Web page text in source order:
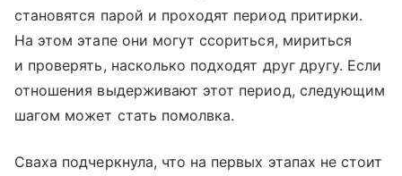
становятся парой и проходят период притирки.
На этом этапе они могут ссориться, мириться
и проверять, насколько подходят друг другу. Если
отношения выдерживают этот период, следующим
шагом может стать помолвка.
Сваха подчеркнула, что на первых этапах не стоит